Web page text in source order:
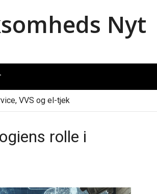
Nyt
VVS og el-tjek
rolle i